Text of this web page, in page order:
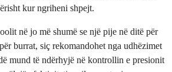
kur ngriheni shpejt.
në jo më shumë se një pije në ditë për
burrat, siç rekomandohet nga udhëzimet
mund të ndërhyjë në kontrollin e presionit